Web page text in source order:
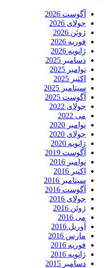
آگوست 2026
جولای 2026
ژوئن 2026
فوریه 2026
ژانویه 2026
دسامبر 2025
نوامبر 2025
اکتبر 2025
سپتامبر 2025
آگوست 2025
جولای 2022
می 2022
نوامبر 2020
جولای 2020
ژانویه 2020
آگوست 2019
نوامبر 2016
اکتبر 2016
سپتامبر 2016
آگوست 2016
جولای 2016
ژوئن 2016
می 2016
آوریل 2016
مارس 2016
فوریه 2016
ژانویه 2016
دسامبر 2015